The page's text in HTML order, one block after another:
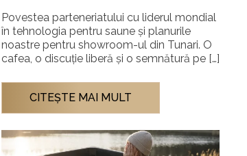
Povestea parteneriatului cu liderul mondial
în tehnologia pentru saune și planurile
noastre pentru showroom-ul din Tunari. O
cafea, o discuție liberă și o semnătură pe […]
CITEŞTE MAI MULT